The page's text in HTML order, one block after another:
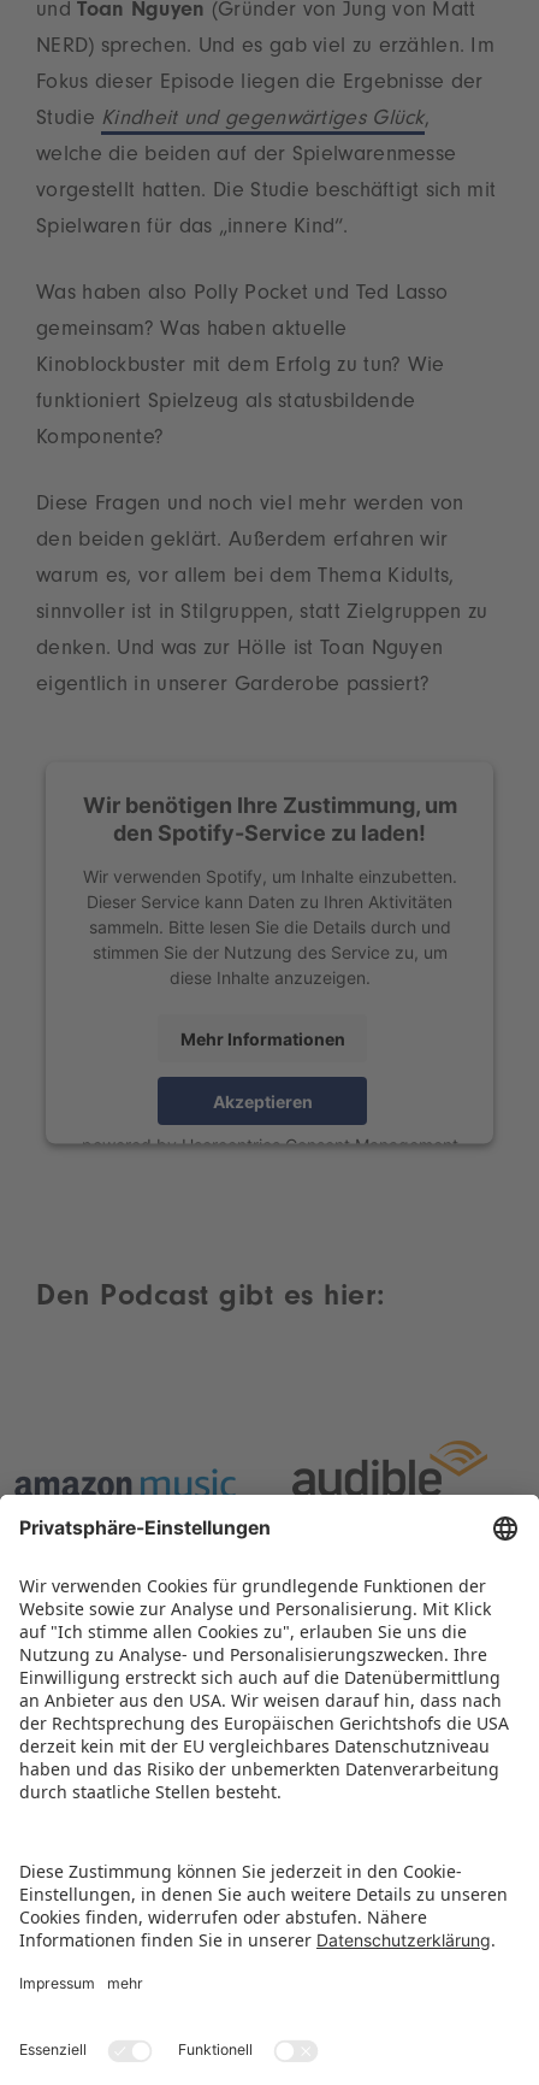
und Toan Nguyen (Gründer von Jung von Matt
NERD) sprechen. Und es gab viel zu erzählen. Im
Fokus dieser Episode liegen die Ergebnisse der
Studie Kindheit und gegenwärtiges Glück,
welche die beiden auf der Spielwarenmesse
vorgestellt hatten. Die Studie beschäftigt sich mit
Spielwaren für das „innere Kind“.
Was haben also Polly Pocket und Ted Lasso
gemeinsam? Was haben aktuelle
Kinoblockbuster mit dem Erfolg zu tun? Wie
funktioniert Spielzeug als statusbildende
Komponente?
Diese Fragen und noch viel mehr werden von
den beiden geklärt. Außerdem erfahren wir
warum es, vor allem bei dem Thema Kidults,
sinnvoller ist in Stilgruppen, statt Zielgruppen zu
denken. Und was zur Hölle ist Toan Nguyen
eigentlich in unserer Garderobe passiert?
Wir benötigen Ihre Zustimmung, um
den Spotify-Service zu laden!
Wir verwenden Spotify, um Inhalte einzubetten.
Dieser Service kann Daten zu Ihren Aktivitäten
sammeln. Bitte lesen Sie die Details durch und
stimmen Sie der Nutzung des Service zu, um
diese Inhalte anzuzeigen.
Mehr Informationen
Akzeptieren
powered byUsercentrics Consent Management
Den Podcast gibt es hier: